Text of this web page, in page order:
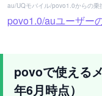
au/UQモバイル/povo1.0からの乗
povo1.0/auユーザー
povoで使える
年6月時点）